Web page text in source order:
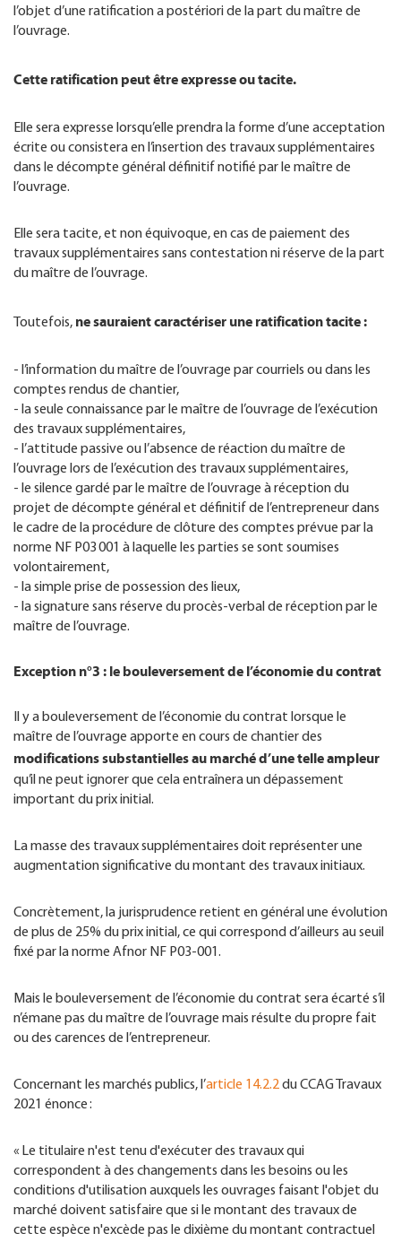
l’objet d’une ratification a postériori de la part du maître de
l’ouvrage.
Cette ratification peut être expresse ou tacite.
Elle sera expresse lorsqu’elle prendra la forme d’une acceptation
écrite ou consistera en l’insertion des travaux supplémentaires
dans le décompte général définitif notifié par le maître de
l’ouvrage.
Elle sera tacite, et non équivoque, en cas de paiement des
travaux supplémentaires sans contestation ni réserve de la part
du maître de l’ouvrage.
Toutefois, ne sauraient caractériser une ratification tacite :
- l’information du maître de l’ouvrage par courriels ou dans les
comptes rendus de chantier,
- la seule connaissance par le maître de l’ouvrage de l’exécution
des travaux supplémentaires,
- l’attitude passive ou l’absence de réaction du maître de
l’ouvrage lors de l’exécution des travaux supplémentaires,
- le silence gardé par le maître de l’ouvrage à réception du
projet de décompte général et définitif de l’entrepreneur dans
le cadre de la procédure de clôture des comptes prévue par la
norme NF P03 001 à laquelle les parties se sont soumises
volontairement,
- la simple prise de possession des lieux,
- la signature sans réserve du procès-verbal de réception par le
maître de l’ouvrage.
Exception n°3 : le bouleversement de l’économie du contrat
Il y a bouleversement de l’économie du contrat lorsque le
maître de l’ouvrage apporte en cours de chantier des
modifications substantielles au marché d’une telle ampleur
qu’il ne peut ignorer que cela entraînera un dépassement
important du prix initial.
La masse des travaux supplémentaires doit représenter une
augmentation significative du montant des travaux initiaux.
Concrètement, la jurisprudence retient en général une évolution
de plus de 25% du prix initial, ce qui correspond d’ailleurs au seuil
fixé par la norme Afnor NF P03-001.
Mais le bouleversement de l’économie du contrat sera écarté s’il
n’émane pas du maître de l’ouvrage mais résulte du propre fait
ou des carences de l’entrepreneur.
Concernant les marchés publics, l’article 14.2.2du CCAG Travaux
2021 énonce :
« Le titulaire n'est tenu d'exécuter des travaux qui
correspondent à des changements dans les besoins ou les
conditions d'utilisation auxquels les ouvrages faisant l'objet du
marché doivent satisfaire que si le montant des travaux de
cette espèce n'excède pas le dixième du montant contractuel